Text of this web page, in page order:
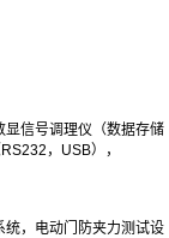
信号调理仪（数据存储
，USB），
统，电动门防夹力测试设